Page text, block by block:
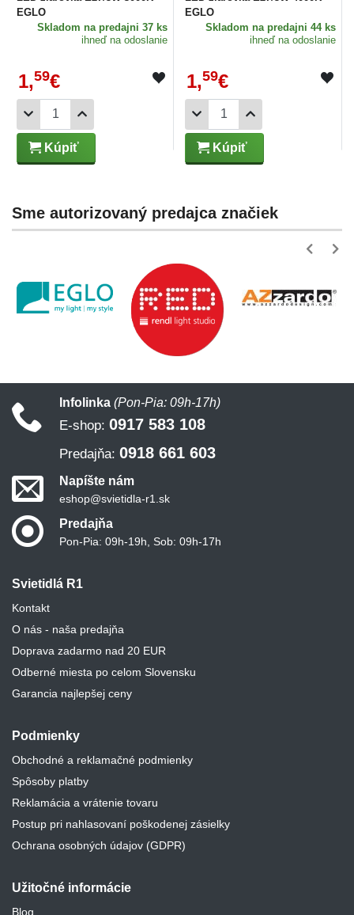
EGLO
Skladom na predajni 37 ks
ihneď na odoslanie
1,59€
Kúpiť
EGLO
Skladom na predajni 44 ks
ihneď na odoslanie
1,59€
Kúpiť
Sme autorizovaný predajca značiek
Svietidlá R1
Kontakt
O nás - naša predajňa
Doprava zadarmo nad 20 EUR
Odberné miesta po celom Slovensku
Garancia najlepšej ceny
Podmienky
Obchodné a reklamačné podmienky
Spôsoby platby
Reklamácia a vrátenie tovaru
Postup pri nahlasovaní poškodenej zásielky
Ochrana osobných údajov (GDPR)
Užitočné informácie
Blog
Infolinka (Pon-Pia: 09h-17h)
E-shop: 0917 583 108
Predajňa: 0918 661 603
Napíšte nám
eshop@svietidla-r1.sk
Predajňa
Pon-Pia: 09h-19h, Sob: 09h-17h